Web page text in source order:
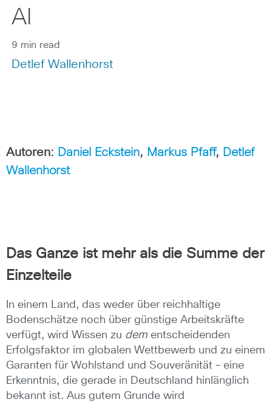
AI
9 min read
Detlef Wallenhorst
Autoren: Daniel Eckstein, Markus Pfaff, Detlef
Wallenhorst
Das Ganze ist mehr als die Summe der
Einzelteile
In einem Land, das weder über reichhaltige
Bodenschätze noch über günstige Arbeitskräfte
verfügt, wird Wissen zu dem entscheidenden
Erfolgsfaktor im globalen Wettbewerb und zu einem
Garanten für Wohlstand und Souveränität – eine
Erkenntnis, die gerade in Deutschland hinlänglich
bekannt ist. Aus gutem Grunde wird